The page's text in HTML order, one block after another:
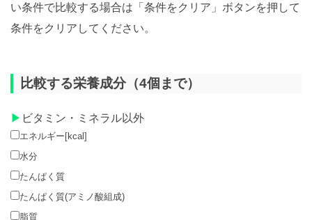
い条件で比較する場合は「条件をクリア」ボタンを押して
条件をクリアしてください。
比較する栄養成分（4個まで）
ビタミン・ミネラル以外
エネルギー[kcal]
水分
たんぱく質
たんぱく質(アミノ酸組成)
脂質